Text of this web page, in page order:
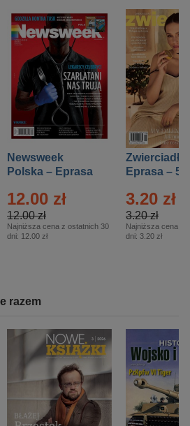
Newsweek
Polska – Eprasa
12.00 zł
12.00 zł
Najniższa cena z ostatnich 30
dni: 12.00 zł
Zwierciadło
Eprasa – 5/
3.20 zł
3.20 zł
Najniższa cena z
dni: 3.20 zł
razem